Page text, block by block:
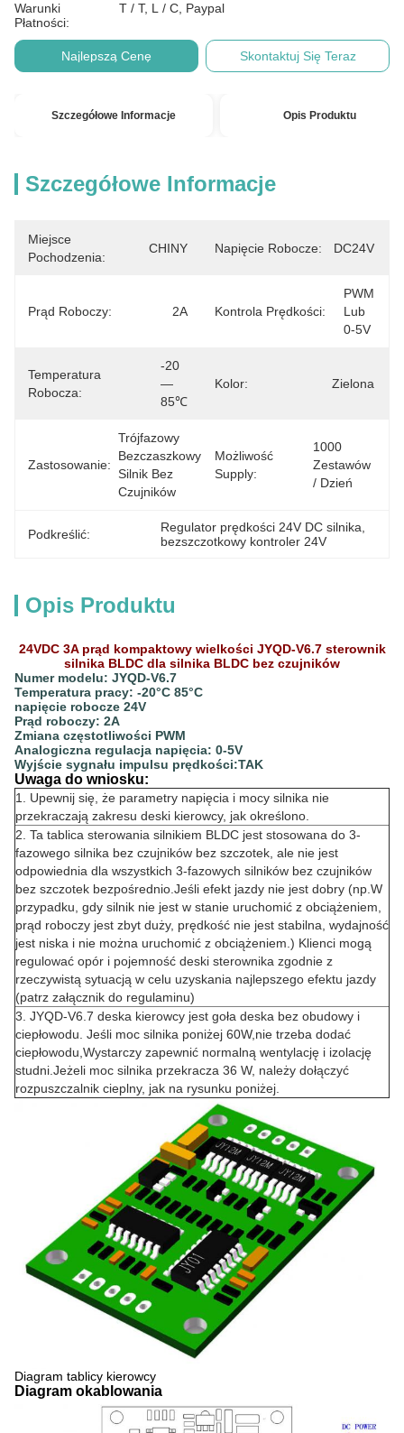
Warunki
Płatności:
T / T, L / C, Paypal
Najlepszą Cenę Skontaktuj Się Teraz
Szczegółowe Informacje Opis Produktu
Szczegółowe Informacje
Miejsce
Pochodzenia:
CHINY Napięcie Robocze: DC24V
Prąd Roboczy: 2A Kontrola Prędkości:
PWM
Lub
0-5V
Temperatura
Robocza:
-20
—
85℃
Kolor: Zielona
Zastosowanie:
Trójfazowy
Bezczaszkowy
Silnik Bez
Czujników
Możliwość
Supply:
1000
Zestawów
/ Dzień
Podkreślić: Regulator prędkości 24V DC silnika
bezszczotkowy kontroler 24V
Opis Produktu
24VDC 3A prąd kompaktowy wielkości JYQD-V6.7 sterownik
silnika BLDC dla silnika BLDC bez czujników
Numer modelu: JYQD-V6.7
Temperatura pracy: -20°C 85°C
napięcie robocze 24V
Prąd roboczy: 2A
Zmiana częstotliwości PWM
Analogiczna regulacja napięcia: 0-5V
Wyjście sygnału impulsu prędkości:TAK
Uwaga do wniosku:
1. Upewnij się, że parametry napięcia i mocy silnika nie
przekraczają zakresu deski kierowcy, jak określono.
2. Ta tablica sterowania silnikiem BLDC jest stosowana do 3-
fazowego silnika bez czujników bez szczotek, ale nie jest
odpowiednia dla wszystkich 3-fazowych silników bez czujników
bez szczotek bezpośrednio.Jeśli efekt jazdy nie jest dobry (np.W
przypadku, gdy silnik nie jest w stanie uruchomić z obciążeniem,
prąd roboczy jest zbyt duży, prędkość nie jest stabilna, wydajność
jest niska i nie można uruchomić z obciążeniem.) Klienci mogą
regulować opór i pojemność deski sterownika zgodnie z
rzeczywistą sytuacją w celu uzyskania najlepszego efektu jazdy
(patrz załącznik do regulaminu)
3. JYQD-V6.7 deska kierowcy jest goła deska bez obudowy i
ciepłowodu. Jeśli moc silnika poniżej 60W,nie trzeba dodać
ciepłowodu,Wystarczy zapewnić normalną wentylację i izolację
studni.Jeżeli moc silnika przekracza 36 W, należy dołączyć
rozpuszczalnik cieplny, jak na rysunku poniżej.
Diagram tablicy kierowcy
Diagram okablowania